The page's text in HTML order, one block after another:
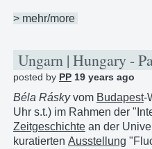
> mehr/more
Ungarn | Hungary -
posted by PP 19 years ago
Béla Ráskyvom Budapest-
Uhr s.t.) im Rahmen der
Zeitgeschichte an der
kuratierten Ausstellung